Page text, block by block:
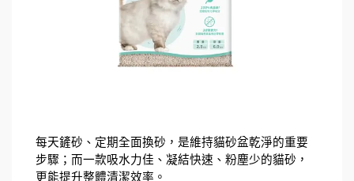
每天鏟砂、定期全面換砂，是維持貓砂盆乾淨的重要
步驟；而一款吸水力佳、凝結快速、粉塵少的貓砂，
更能提升整體清潔效率。